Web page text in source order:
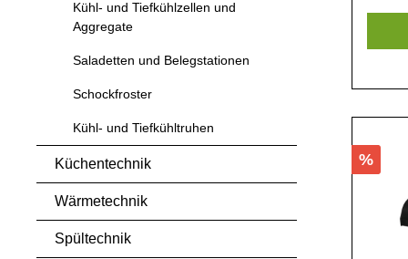
Kühl- und Tiefkühlzellen und
Aggregate
Saladetten und Belegstationen
Schockfroster
Kühl- und Tiefkühltruhen
Küchentechnik
Wärmetechnik
Spültechnik
%